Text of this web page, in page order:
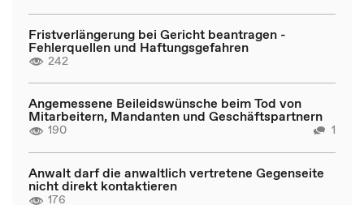
Fristverlängerung bei Gericht beantragen -
Fehlerquellen und Haftungsgefahren
242
Angemessene Beileidswünsche beim Tod von
Mitarbeitern, Mandanten und Geschäftspartnern
190 1
Anwalt darf die anwaltlich vertretene Gegenseite
nicht direkt kontaktieren
176